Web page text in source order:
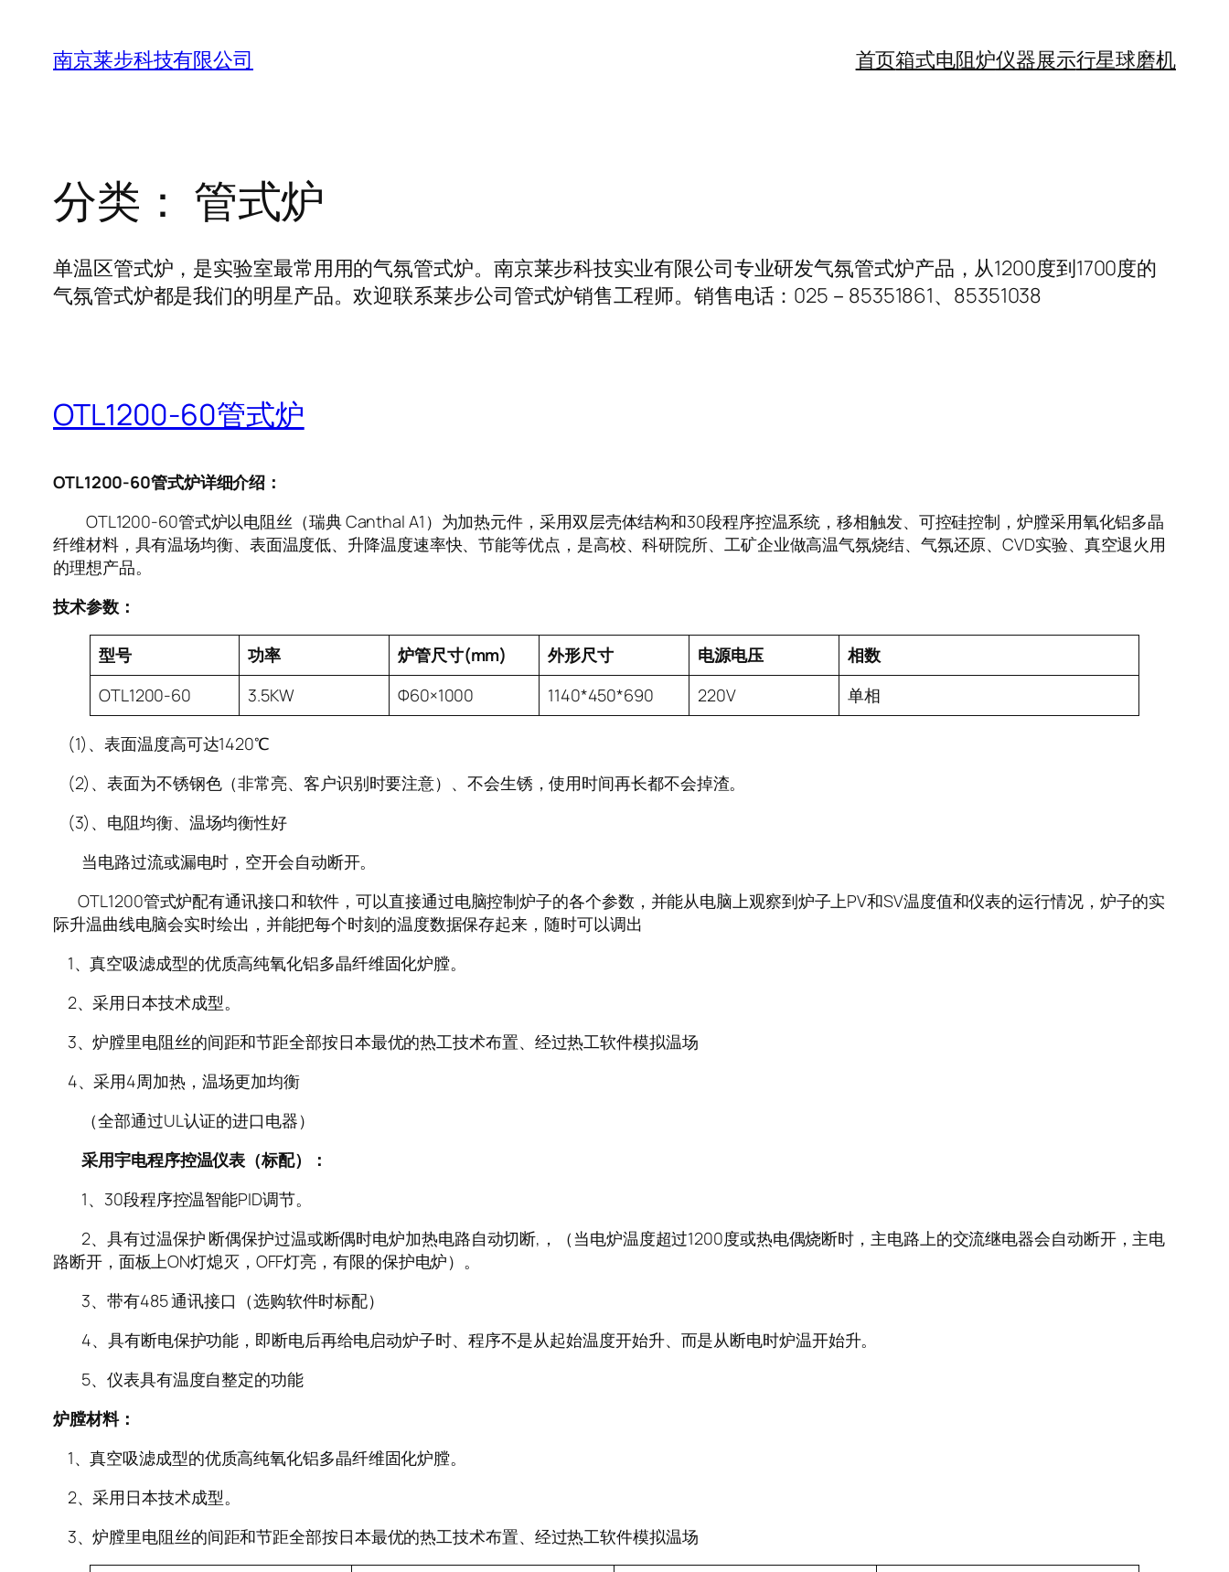
南京莱步科技有限公司 首页箱式电阻炉仪器展示行星球磨机
分类： 管式炉
单温区管式炉，是实验室最常用用的气氛管式炉。南京莱步科技实业有限公司专业研发气氛管式炉产品，从1200度到1700度的
气氛管式炉都是我们的明星产品。欢迎联系莱步公司管式炉销售工程师。销售电话：025－85351861、85351038
OTL1200-60管式炉
OTL1200-60管式炉详细介绍：
OTL1200-60管式炉以电阻丝（瑞典 Canthal A1）为加热元件，采用双层壳体结构和30段程序控温系统，移相触发、可控硅控制，炉膛采用氧化铝多晶
纤维材料，具有温场均衡、表面温度低、升降温度速率快、节能等优点，是高校、科研院所、工矿企业做高温气氛烧结、气氛还原、CVD实验、真空退火用
的理想产品。
技术参数：
型号 功率 炉管尺寸(mm) 外形尺寸 电源电压
相数
OTL1200-60
3.5KW Φ60×1000 1140*450*690 220V 单相
(1)、表面温度高可达1420℃
(2)、表面为不锈钢色（非常亮、客户识别时要注意）、不会生锈，使用时间再长都不会掉渣。
(3)、电阻均衡、温场均衡性好
当电路过流或漏电时，空开会自动断开。
OTL1200管式炉配有通讯接口和软件，可以直接通过电脑控制炉子的各个参数，并能从电脑上观察到炉子上PV和SV温度值和仪表的运行情况，炉子的实
际升温曲线电脑会实时绘出，并能把每个时刻的温度数据保存起来，随时可以调出
1、真空吸滤成型的优质高纯氧化铝多晶纤维固化炉膛。
2、采用日本技术成型。
3、炉膛里电阻丝的间距和节距全部按日本最优的热工技术布置、经过热工软件模拟温场
4、采用4周加热，温场更加均衡
（全部通过UL认证的进口电器）
采用宇电程序控温仪表（标配）：
1、30段程序控温智能PID调节。
2、具有过温保护 断偶保护过温或断偶时电炉加热电路自动切断,，（当电炉温度超过1200度或热电偶烧断时，主电路上的交流继电器会自动断开，主电
路断开，面板上ON灯熄灭，OFF灯亮，有限的保护电炉）。
3、带有485 通讯接口（选购软件时标配）
4、具有断电保护功能，即断电后再给电启动炉子时、程序不是从起始温度开始升、而是从断电时炉温开始升。
5、仪表具有温度自整定的功能
炉膛材料：
1、真空吸滤成型的优质高纯氧化铝多晶纤维固化炉膛。
2、采用日本技术成型。
3、炉膛里电阻丝的间距和节距全部按日本最优的热工技术布置、经过热工软件模拟温场